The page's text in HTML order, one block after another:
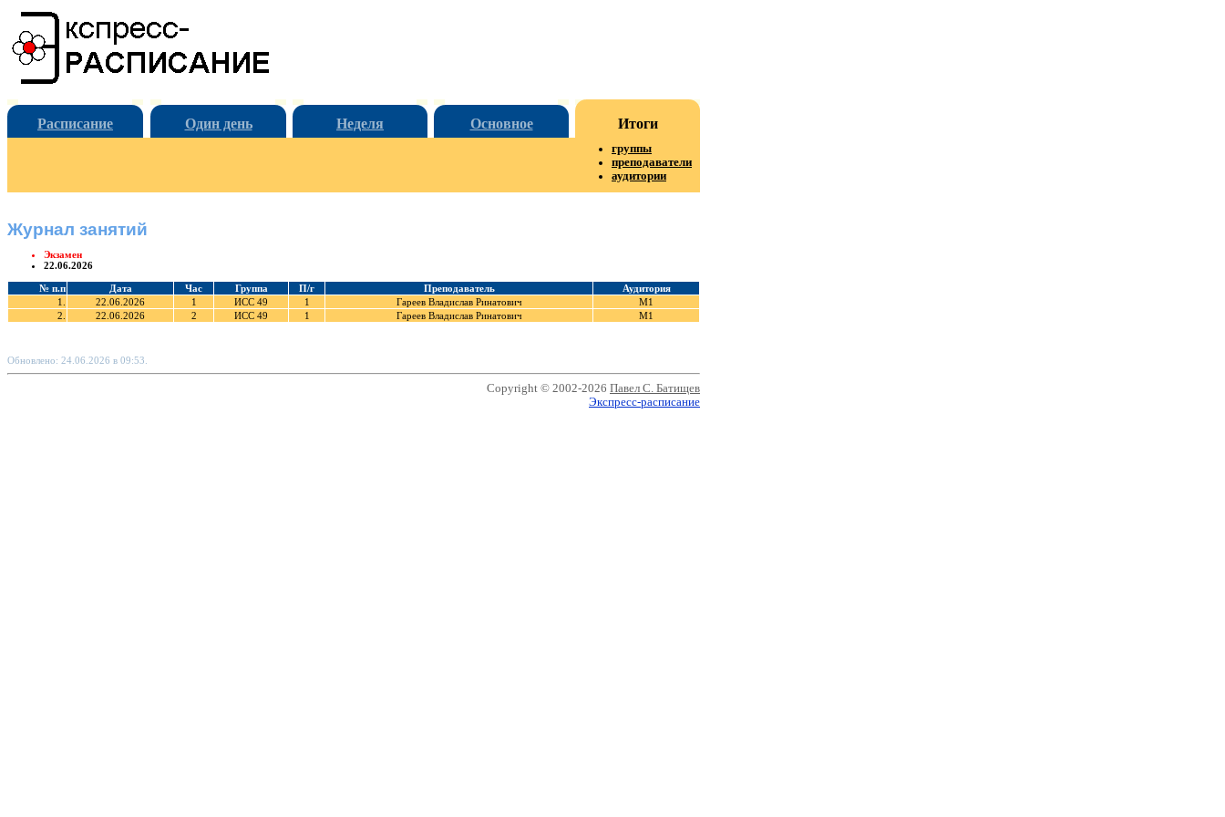
Расписание Один день Неделя Основное Итоги
группы
преподаватели
аудитории
Журнал занятий
Экзамен
22.06.2026
№ п.п Дата Час Группа П/г Преподаватель
Аудитория
1.
22.06.2026 1 ИСС 49 1 Гареев Владислав Ринатович
М1
2.
22.06.2026 2 ИСС 49 1 Гареев Владислав Ринатович М1
Обновлено: 24.06.2026 в 09:53.
Copyright © 2002-2026 Павел С. Батищев
Экспресс-расписание